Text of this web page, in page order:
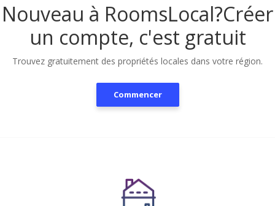
Nouveau à RoomsLocal?Créer
un compte, c'est gratuit
Trouvez gratuitement des propriétés locales dans votre région.
Commencer